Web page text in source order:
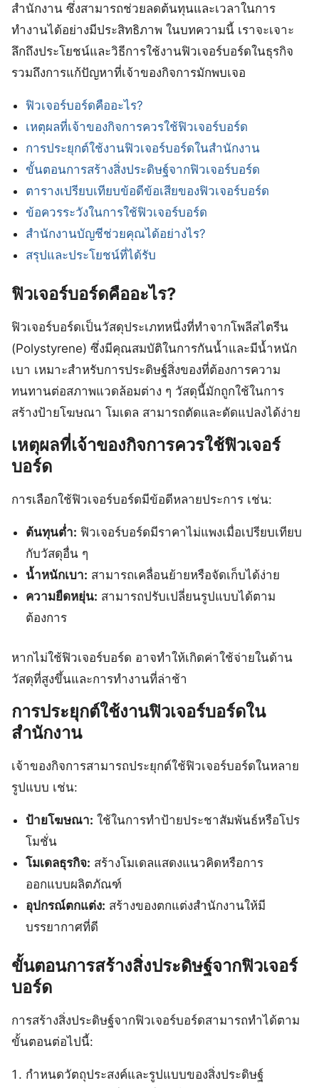
สำนักงาน ซึ่งสามารถช่วยลดต้นทุนและเวลาในการ
ทำงานได้อย่างมีประสิทธิภาพ ในบทความนี้ เราจะเจาะ
ลึกถึงประโยชน์และวิธีการใช้งานฟิวเจอร์บอร์ดในธุรกิจ
รวมถึงการแก้ปัญหาที่เจ้าของกิจการมักพบเจอ
ฟิวเจอร์บอร์ดคืออะไร?
เหตุผลที่เจ้าของกิจการควรใช้ฟิวเจอร์บอร์ด
การประยุกต์ใช้งานฟิวเจอร์บอร์ดในสำนักงาน
ขั้นตอนการสร้างสิ่งประดิษฐ์จากฟิวเจอร์บอร์ด
ตารางเปรียบเทียบข้อดีข้อเสียของฟิวเจอร์บอร์ด
ข้อควรระวังในการใช้ฟิวเจอร์บอร์ด
สำนักงานบัญชีช่วยคุณได้อย่างไร?
สรุปและประโยชน์ที่ได้รับ
ฟิวเจอร์บอร์ดคืออะไร?
ฟิวเจอร์บอร์ดเป็นวัสดุประเภทหนึ่งที่ทำจากโพลีสไตรีน
(Polystyrene) ซึ่งมีคุณสมบัติในการกันน้ำและมีน้ำหนัก
เบา เหมาะสำหรับการประดิษฐ์สิ่งของที่ต้องการความ
ทนทานต่อสภาพแวดล้อมต่าง ๆ วัสดุนี้มักถูกใช้ในการ
สร้างป้ายโฆษณา โมเดล สามารถตัดและดัดแปลงได้ง่าย
เหตุผลที่เจ้าของกิจการควรใช้ฟิวเจอร์
บอร์ด
การเลือกใช้ฟิวเจอร์บอร์ดมีข้อดีหลายประการ เช่น:
ต้นทุนต่ำ: ฟิวเจอร์บอร์ดมีราคาไม่แพงเมื่อเปรียบเทียบ
กับวัสดุอื่น ๆ
น้ำหนักเบา: สามารถเคลื่อนย้ายหรือจัดเก็บได้ง่าย
ความยืดหยุ่น: สามารถปรับเปลี่ยนรูปแบบได้ตาม
ต้องการ
หากไม่ใช้ฟิวเจอร์บอร์ด อาจทำให้เกิดค่าใช้จ่ายในด้าน
วัสดุที่สูงขึ้นและการทำงานที่ล่าช้า
การประยุกต์ใช้งานฟิวเจอร์บอร์ดใน
สำนักงาน
เจ้าของกิจการสามารถประยุกต์ใช้ฟิวเจอร์บอร์ดในหลาย
รูปแบบ เช่น:
ป้ายโฆษณา: ใช้ในการทำป้ายประชาสัมพันธ์หรือโปร
โมชั่น
โมเดลธุรกิจ: สร้างโมเดลแสดงแนวคิดหรือการ
ออกแบบผลิตภัณฑ์
อุปกรณ์ตกแต่ง: สร้างของตกแต่งสำนักงานให้มี
บรรยากาศที่ดี
ขั้นตอนการสร้างสิ่งประดิษฐ์จากฟิวเจอร์
บอร์ด
การสร้างสิ่งประดิษฐ์จากฟิวเจอร์บอร์ดสามารถทำได้ตาม
ขั้นตอนต่อไปนี้:
กำหนดวัตถุประสงค์และรูปแบบของสิ่งประดิษฐ์